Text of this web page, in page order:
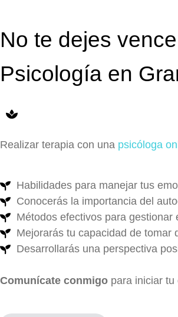
No te dejes
Psicología en
Realizar terapia con una psicóloga
Habilidades para manejar tus
Conocerás la importancia del
Métodos efectivos para gestionar
Mejorarás tu capacidad de tomar
Desarrollarás una perspectiva
Comunícate conmigo para iniciar